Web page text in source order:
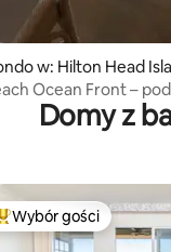
w: Hilton Head
Ocean Front –
Domy z
z
Wybór gości